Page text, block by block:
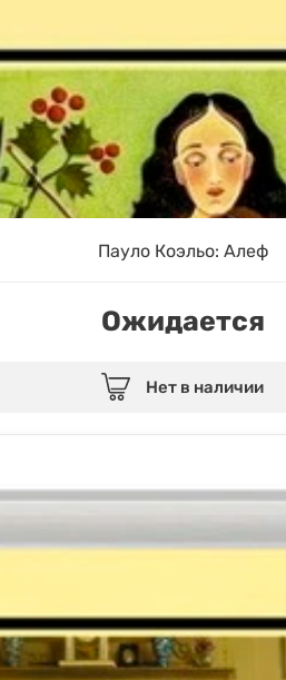
Пауло Коэльо: Алеф
Ожидается
Нет в наличии